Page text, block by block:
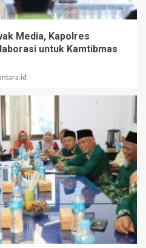
Media, Kapolres
untuk Kamtibmas